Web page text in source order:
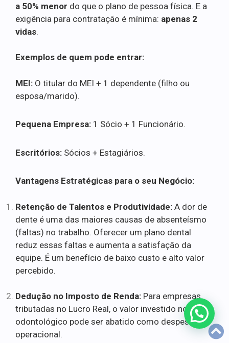
a 50% menor do que o plano de pessoa física. E a
exigência para contratação é mínima: apenas 2
vidas.
Exemplos de quem pode entrar:
MEI: O titular do MEI + 1 dependente (filho ou
esposa/marido).
Pequena Empresa: 1 Sócio + 1 Funcionário.
Escritórios: Sócios + Estagiários.
Vantagens Estratégicas para o seu Negócio:
Retenção de Talentos e Produtividade: A dor de
dente é uma das maiores causas de absenteísmo
(faltas) no trabalho. Oferecer um plano dental
reduz essas faltas e aumenta a satisfação da
equipe. É um benefício de baixo custo e alto valor
percebido.
Dedução no Imposto de Renda: Para empresas
tributadas no Lucro Real, o valor investido no plano
odontológico pode ser abatido como despesa
operacional.